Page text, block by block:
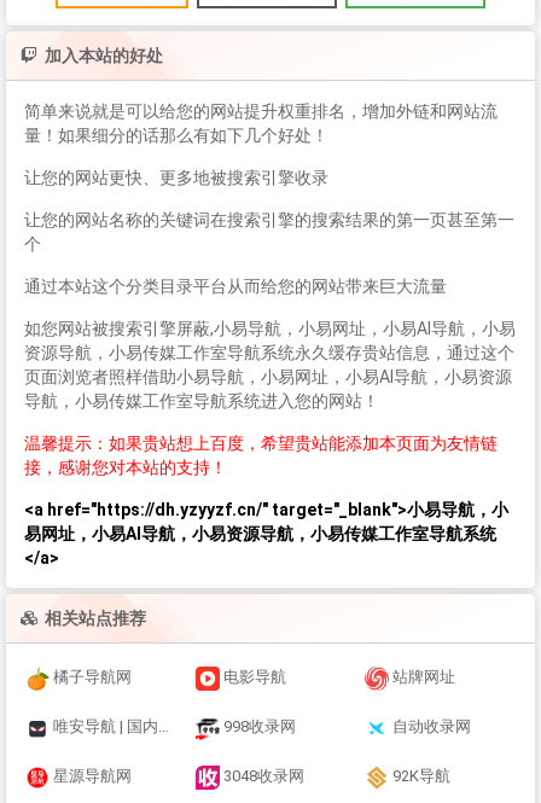
加入本站的好处
简单来说就是可以给您的网站提升权重排名，增加外链和网站流
量！如果细分的话那么有如下几个好处！
让您的网站更快、更多地被搜索引擎收录
让您的网站名称的关键词在搜索引擎的搜索结果的第一页甚至第一
个
通过本站这个分类目录平台从而给您的网站带来巨大流量
如您网站被搜索引擎屏蔽,小易导航，小易网址，小易AI导航，小易
资源导航，小易传媒工作室导航系统永久缓存贵站信息，通过这个
页面浏览者照样借助小易导航，小易网址，小易AI导航，小易资源
导航，小易传媒工作室导航系统进入您的网站！
温馨提示：如果贵站想上百度，希望贵站能添加本页面为友情链
接，感谢您对本站的支持！
<a href="https://dh.yzyyzf.cn/" target="_blank">小易导航，小
易网址，小易AI导航，小易资源导航，小易传媒工作室导航系统
</a>
相关站点推荐
橘子导航网 电影导航 站牌网址
唯安导航 | 国内优质站长导航自动收录导航网 | (旭安侠极速响应) 998收录网 自动收录网
星源导航网 3048收录网 92K导航